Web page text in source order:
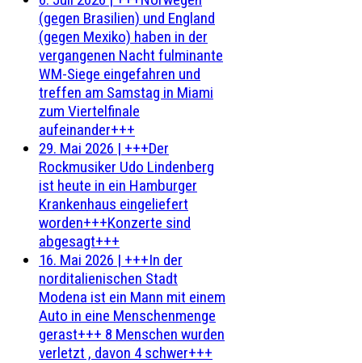
(gegen Brasilien) und England
(gegen Mexiko) haben in der
vergangenen Nacht fulminante
WM-Siege eingefahren und
treffen am Samstag in Miami
zum Viertelfinale
aufeinander+++
29. Mai 2026 | +++Der
Rockmusiker Udo Lindenberg
ist heute in ein Hamburger
Krankenhaus eingeliefert
worden+++Konzerte sind
abgesagt+++
16. Mai 2026 | +++In der
norditalienischen Stadt
Modena ist ein Mann mit einem
Auto in eine Menschenmenge
gerast+++ 8 Menschen wurden
verletzt , davon 4 schwer+++